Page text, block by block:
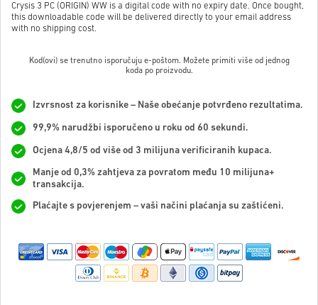
Crysis 3 PC (ORIGIN) WW is a digital code with no expiry date. Once bought,
this downloadable code will be delivered directly to your email address
with no shipping cost.
Kod(ovi) se trenutno isporučuju e-poštom. Možete primiti više od jednog
koda po proizvodu.
Izvrsnost za korisnike – Naše obećanje potvrđeno rezultatima.
99,9% narudžbi isporučeno u roku od 60 sekundi.
Ocjena 4,8/5 od više od 3 milijuna verificiranih kupaca.
Manje od 0,3% zahtjeva za povratom među 10 milijuna+
transakcija.
Plaćajte s povjerenjem – vaši načini plaćanja su zaštićeni.